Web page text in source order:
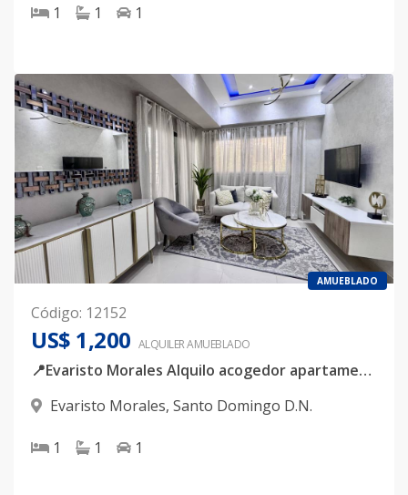
1 1 1
AMUEBLADO
Código: 12152
US$ 1,200 ALQUILERAMUEBLADO
📍Evaristo Morales Alquilo acogedor apartamento de 1 habitación completamente amoblado, ubicado en Evaristo Morales a pocos metros de la Churchill.
Evaristo Morales, Santo Domingo D.N.
1 1 1